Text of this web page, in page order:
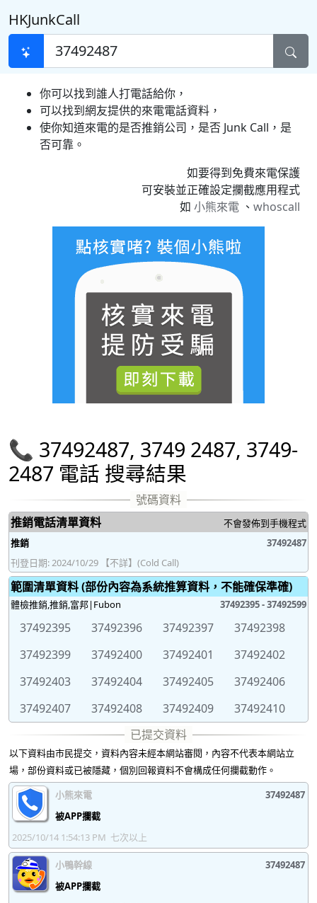
HKJunkCall
你可以找到誰人打電話給你，
可以找到網友提供的來電電話資料，
使你知道來電的是否推銷公司，是否 Junk Call，是
否可靠。
如要得到免費來電保護
可安裝並正確設定攔截應用程式
如 小熊來電 、 whoscall
📞 37492487, 3749 2487, 3749-
2487 電話 搜尋結果
推銷電話清單資料
不會發佈到手機程式
推銷
37492487
刊登日期: 2024/10/29 【不詳】(Cold Call)
範圍清單資料 (部份內容為系統推算資料，不能確保準確)
體檢推銷,推銷,富邦|Fubon 37492395 - 37492599
37492395 37492396 37492397
37492398
37492399
37492400 37492401
37492402
37492403
37492404 37492405
37492406
37492407
37492408 37492409
37492410
37492411
37492412 37492413
37492414
37492415
37492416 37492417
37492418
37492419
37492420
37492422
37492423
37492424
37492427
37492428
37492431
37492432
37492434
37492435
以下資料由市民提交，資料內容未經本網站審閱，內容不代表本網站立
場，部份資料或已被隱藏，個別回報資料不會構成任何攔截動作。
小熊來電
37492487
被APP攔截
2025/10/14 1:54:13 PM 七次以上
小鴨幹線
37492487
被APP攔截